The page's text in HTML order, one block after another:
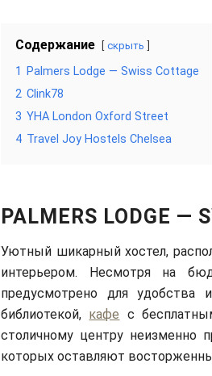
Содержание скрыть
1
Palmers Lodge — Swiss Cottage
2 Clink78
3 YHA London Oxford Street
4 Travel Joy Hostels Chelsea
PALMERS LODGE —
Уютный шикарный хостел,
интерьером. Несмотря на
предусмотрено для удобства
библиотекой, кафе с
столичному центру неизменно
которых оставляют